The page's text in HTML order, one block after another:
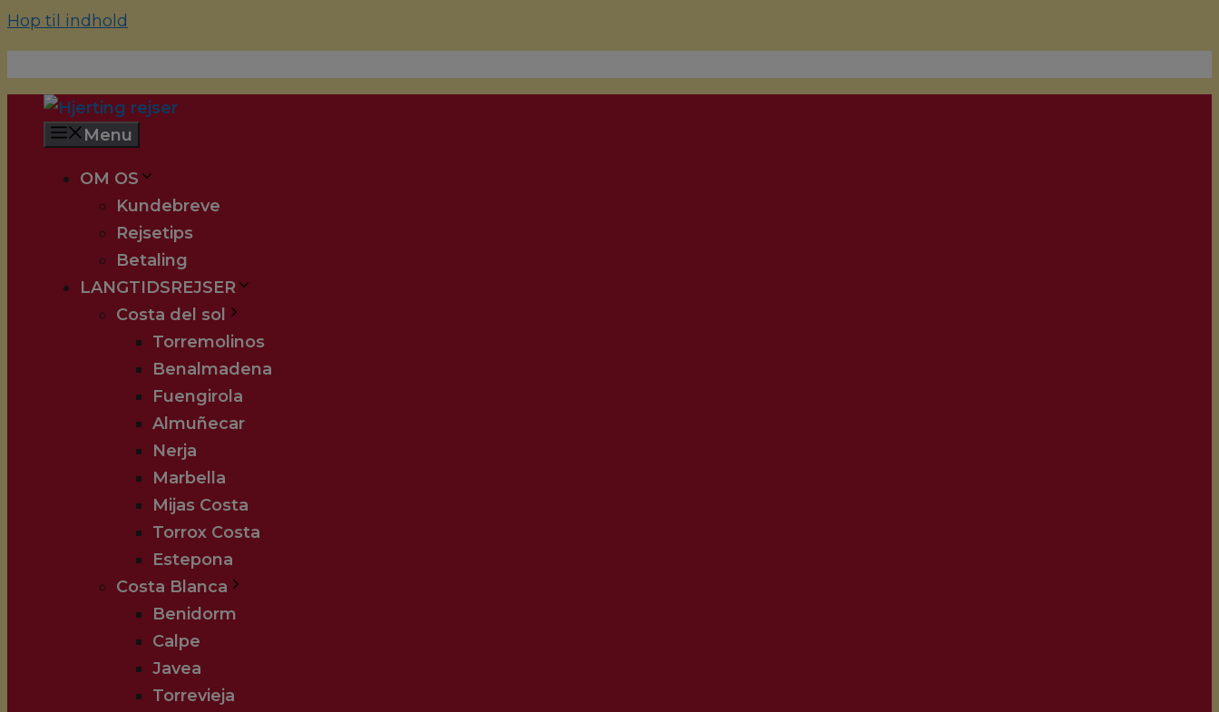
Hop til indhold
Menu
OM OS
Kundebreve
Rejsetips
Betaling
LANGTIDSREJSER
Costa del sol
Torremolinos
Benalmadena
Fuengirola
Almuñecar
Nerja
Marbella
Mijas Costa
Torrox Costa
Estepona
Costa Blanca
Benidorm
Calpe
Javea
Torrevieja